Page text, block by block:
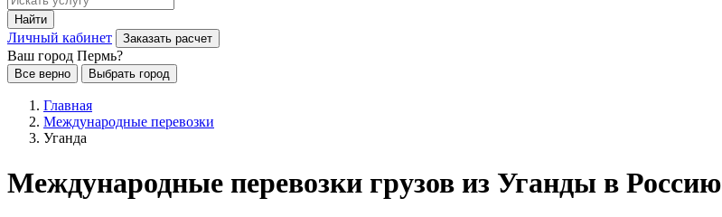
Найти
Личный кабинет Заказать расчет
Ваш город Пермь?
Все верно Выбрать город
Главная
Международные перевозки
Уганда
Международные перевозки грузов из Уганды в Россию